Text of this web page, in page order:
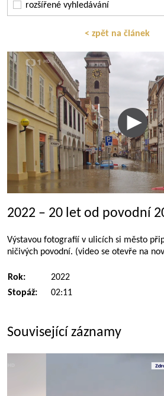
rozšířené vyhledávání
< zpět na článek
2022 – 20 let od povodní
Výstavou fotografií v ulicích si město
ničivých povodní. (video se otevře na
Rok:
2022
Stopáž:
02:11
Související záznamy